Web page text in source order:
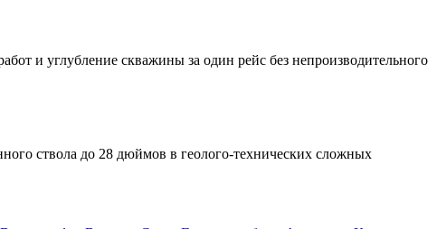
и углубление скважины за один рейс без непроизводительного
ствола до 28 дюймов в геолого-технических сложных